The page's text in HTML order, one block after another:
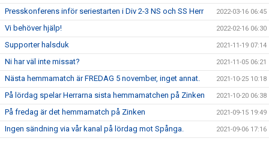
Presskonferens inför seriestarten i Div 2-3 NS och SS Herr 2022-03-16 06:45
Vi behöver hjälp! 2022-02-16 06:30
Supporter halsduk 2021-11-19 07:14
Ni har väl inte missat? 2021-11-05 06:21
Nästa hemmamatch är FREDAG 5 november, inget annat. 2021-10-25 10:18
På lördag spelar Herrarna sista hemmamatchen på Zinken 2021-10-20 06:38
På fredag är det hemmamatch på Zinken 2021-09-15 19:49
Ingen sändning via vår kanal på lördag mot Spånga. 2021-09-06 17:16